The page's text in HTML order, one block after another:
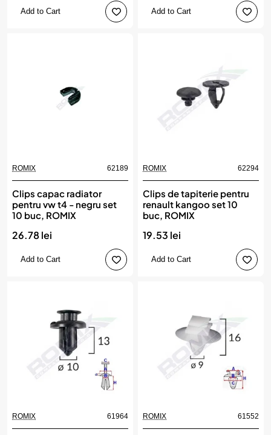
Add to Cart Add to Cart
ROMIX 62189
Clips capac radiator
pentru vw t4 - negru set
10 buc, ROMIX
26.78 lei
Add to Cart
ROMIX 62294
Clips de tapiterie pentru
renault kangoo set 10
buc, ROMIX
19.53 lei
Add to Cart
ROMIX 61964 ROMIX 61552